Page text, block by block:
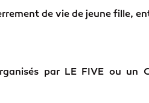
de vie de jeune fille,
par LE FIVE ou un